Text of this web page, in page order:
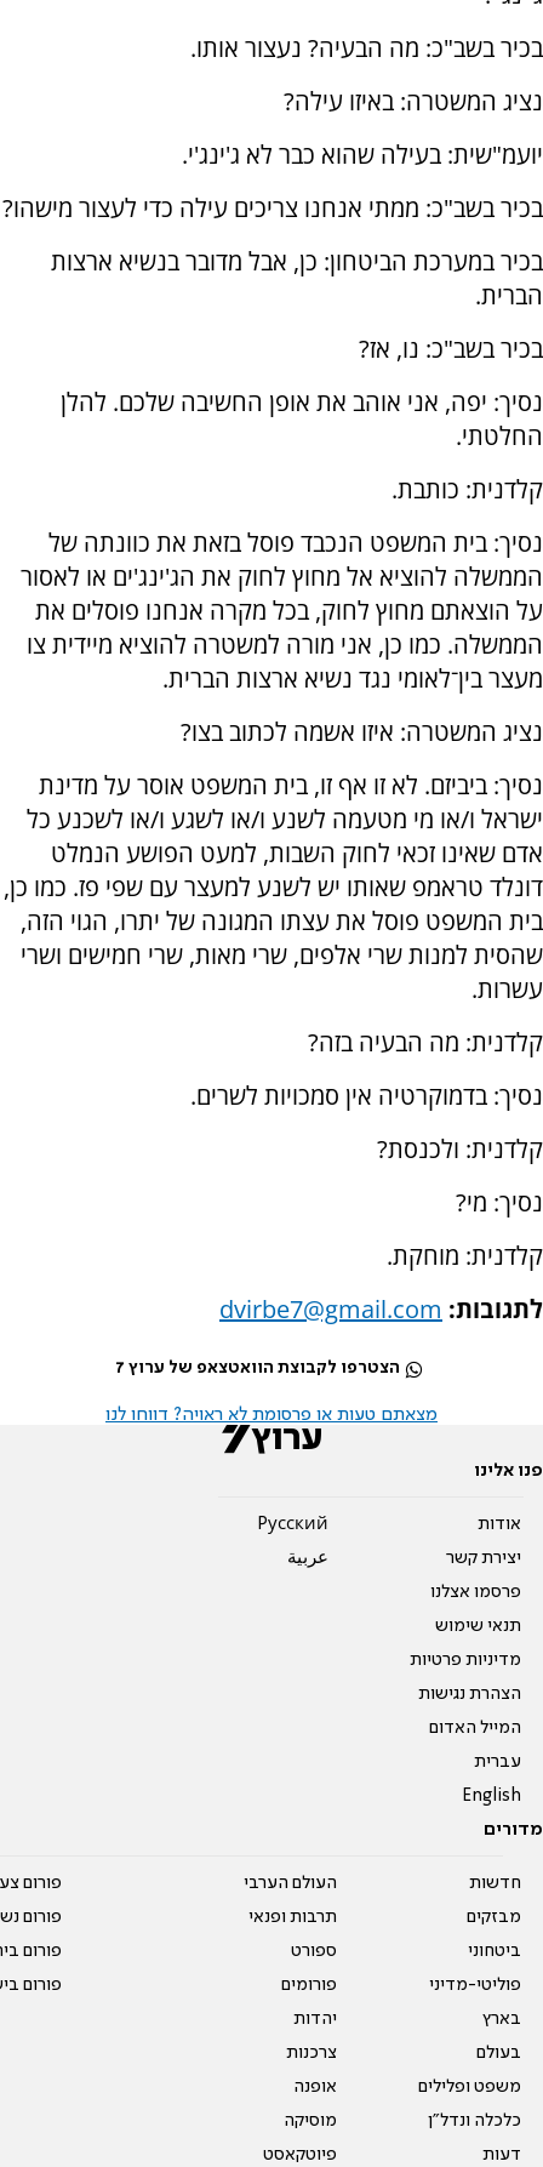
בכיר בשב"כ: מה הבעיה? נעצור אותו.
נציג המשטרה: באיזו עילה?
יועמ"שית: בעילה שהוא כבר לא ג'ינג'י.
בכיר בשב"כ: ממתי אנחנו צריכים עילה כדי לעצור מישהו?
בכיר במערכת הביטחון: כן, אבל מדובר בנשיא ארצות
הברית.
בכיר בשב"כ: נו, אז?
נסיך: יפה, אני אוהב את אופן החשיבה שלכם. להלן
החלטתי.
קלדנית: כותבת.
נסיך: בית המשפט הנכבד פוסל בזאת את כוונתה של
הממשלה להוציא אל מחוץ לחוק את הג'ינג'ים או לאסור
על הוצאתם מחוץ לחוק, בכל מקרה אנחנו פוסלים את
הממשלה. כמו כן, אני מורה למשטרה להוציא מיידית צו
מעצר בין־לאומי נגד נשיא ארצות הברית.
נציג המשטרה: איזו אשמה לכתוב בצו?
נסיך: ביביזם. לא זו אף זו, בית המשפט אוסר על מדינת
ישראל ו/או מי מטעמה לשנע ו/או לשגע ו/או לשכנע כל
אדם שאינו זכאי לחוק השבות, למעט הפושע הנמלט
דונלד טראמפ שאותו יש לשנע למעצר עם שפי פז. כמו כן,
בית המשפט פוסל את עצתו המגונה של יתרו, הגוי הזה,
שהסית למנות שרי אלפים, שרי מאות, שרי חמישים ושרי
עשרות.
קלדנית: מה הבעיה בזה?
נסיך: בדמוקרטיה אין סמכויות לשרים.
קלדנית: ולכנסת?
נסיך: מי?
קלדנית: מוחקת.
לתגובות: dvirbe7@gmail.com
הצטרפו לקבוצת הוואטצאפ של ערוץ 7
מצאתם טעות או פרסומת לא ראויה? דווחו לנו
פנו אלינו
אודות
יצירת קשר
פרסמו אצלנו
תנאי שימוש
מדיניות פרטיות
הצהרת נגישות
המייל האדום
עברית
English
Pусский
عربية
מדורים
חדשות
מבזקים
ביטחוני
פוליטי-מדיני
בארץ
בעולם
משפט ופלילים
כלכלה ונדל"ן
דעות
העולם הערבי
תרבות ופנאי
ספורט
פורומים
יהדות
צרכנות
אופנה
מוסיקה
פיוטקאסט
פורום
פורום
פורום
פורום